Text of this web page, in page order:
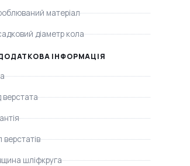
матеріал
діаметр кола
ІНФОРМАЦІЯ
верстата
верстатів
шліфкруга